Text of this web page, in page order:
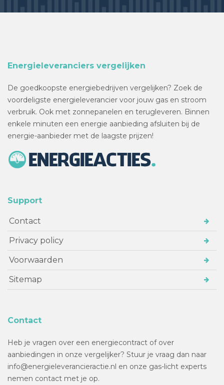
Energieleveranciers vergelijken
De goedkoopste energiebedrijven vergelijken? Zoek de
voordeligste energieleverancier voor jouw gas en stroom
verbruik. Ook met zonnepanelen en terugleveren. Binnen
enkele minuten een energie aanbieding afsluiten bij de
energie-aanbieder met de laagste prijzen!
Support
Contact
Privacy policy
Voorwaarden
Sitemap
Contact
Heb je vragen over een energiecontract of over
aanbiedingen in onze vergelijker? Stuur je vraag dan naar
info@energieleverancieractie.nl en onze gas-licht experts
nemen contact met je op.